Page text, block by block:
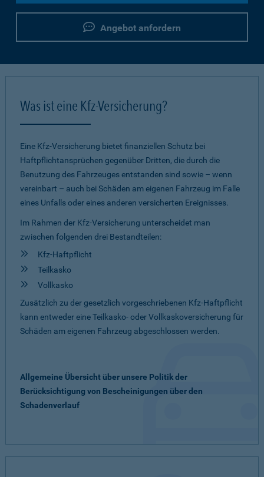
Angebot anfordern
Was ist eine Kfz-Versicherung?
Eine Kfz-Versicherung bietet finanziellen Schutz bei
Haftpflichtansprüchen gegenüber Dritten, die durch die
Benutzung des Fahrzeuges entstanden sind sowie – wenn
vereinbart – auch bei Schäden am eigenen Fahrzeug im Falle
eines Unfalls oder eines anderen versicherten Ereignisses.
Im Rahmen der Kfz-Versicherung unterscheidet man
zwischen folgenden drei Bestandteilen:
Kfz-Haftpflicht
Teilkasko
Vollkasko
Zusätzlich zu der gesetzlich vorgeschriebenen Kfz-Haftpflicht
kann entweder eine Teilkasko- oder Vollkaskoversicherung für
Schäden am eigenen Fahrzeug abgeschlossen werden.
Allgemeine Übersicht über unsere Politik der
Berücksichtigung von Bescheinigungen über den
Schadenverlauf